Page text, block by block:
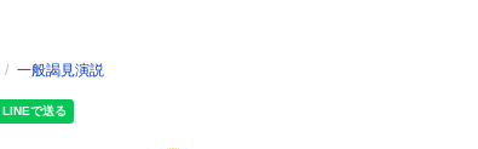
一般謁見演説